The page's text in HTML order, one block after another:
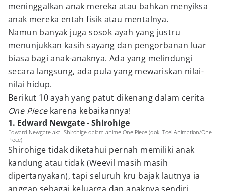
meninggalkan anak mereka atau bahkan menyiksa
anak mereka entah fisik atau mentalnya.
Namun banyak juga sosok ayah yang justru
menunjukkan kasih sayang dan pengorbanan luar
biasa bagi anak-anaknya. Ada yang melindungi
secara langsung, ada pula yang mewariskan nilai-
nilai hidup.
Berikut 10 ayah yang patut dikenang dalam cerita
One Piece karena kebaikannya!
1. Edward Newgate - Shirohige
Edward Newgate aka. Shirohige dalam anime One Piece (dok. Toei Animation/One
Piece)
Shirohige tidak diketahui pernah memiliki anak
kandung atau tidak (Weevil masih masih
dipertanyakan), tapi seluruh kru bajak lautnya ia